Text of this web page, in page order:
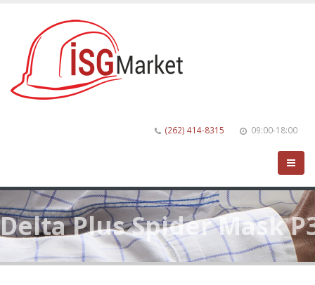
(262) 414-8315 09:00-18:00
Delta Plus Spider Mask